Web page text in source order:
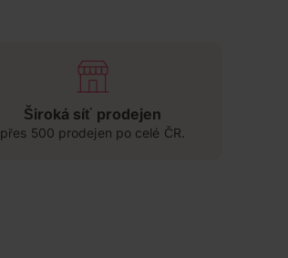
Široká síť prodejen
přes 500 prodejen po celé ČR.